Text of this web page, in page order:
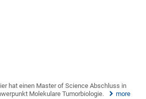
hat einen Master of Science Abschluss in
Molekulare Tumorbiologie.
more